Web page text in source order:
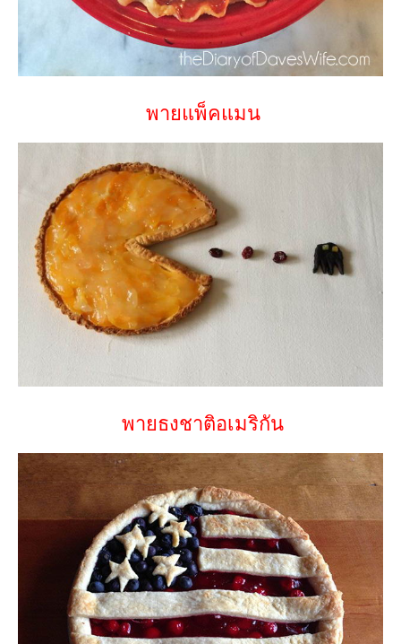
พายแพ็คแมน
พายธงชาติอเมริกัน